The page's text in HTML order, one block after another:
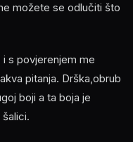
možete se odlučiti što
s povjerenjem me
pitanja. Drška,obrub
boji a ta boja je